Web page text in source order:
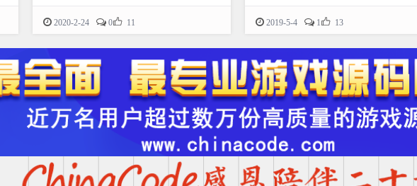
2020-2-24 0 11 2019-5-4 1 13